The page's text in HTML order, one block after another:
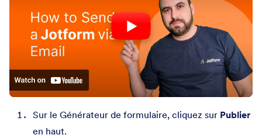
Sur le Générateur de formulaire, cliquez sur Publier
en haut.